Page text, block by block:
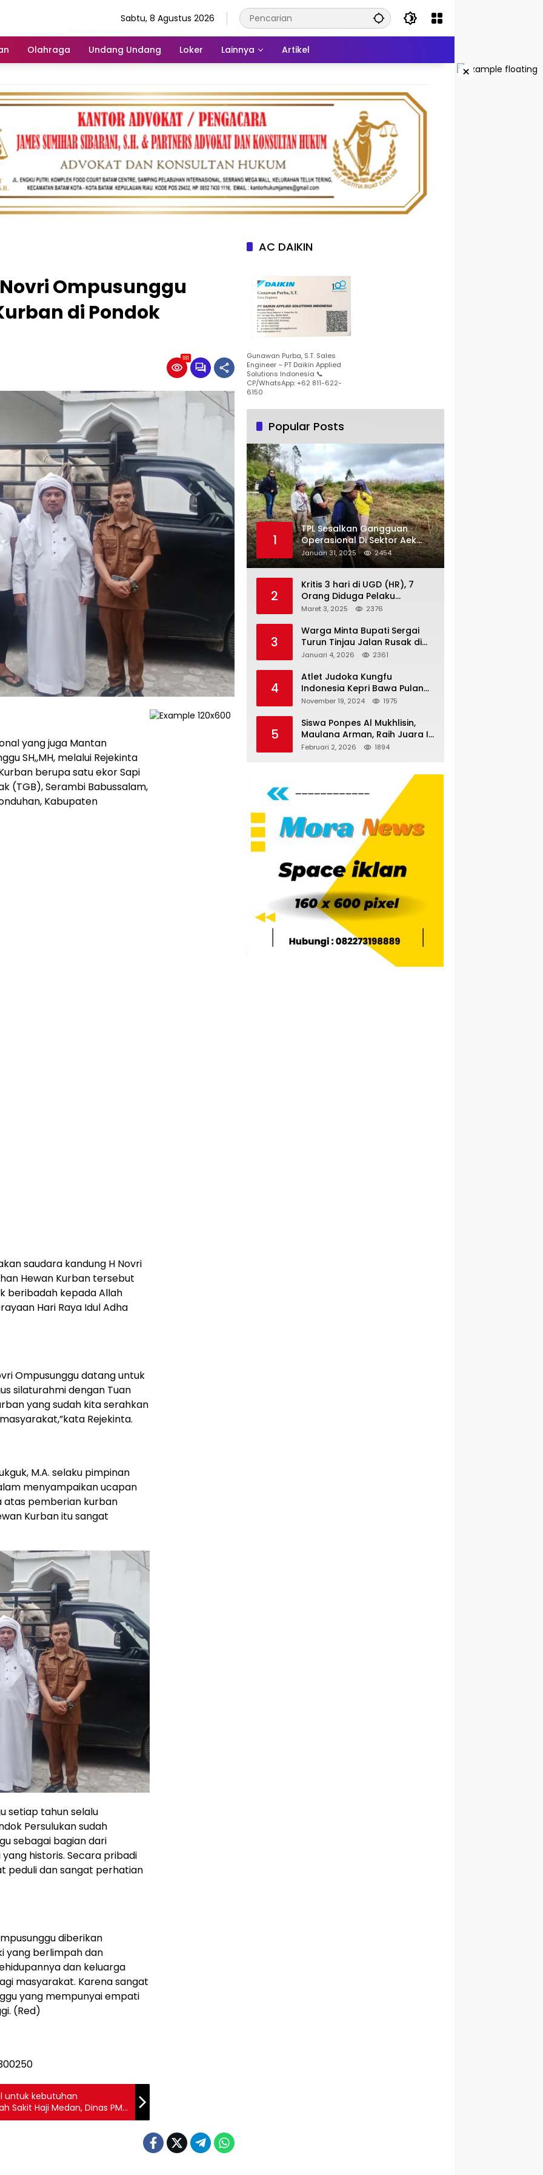
Sabtu, 8 Agustus 2026
Olahraga Undang Undang Loker Lainnya Artikel
×
Ompusunggu
di Pondok
181
yang juga Mantan
SH,,MH, melalui Rejekinta
berupa satu ekor Sapi
(TGB), Serambi Babussalam,
Kabupaten
saudara kandung H Novri
Hewan Kurban tersebut
beribadah kepada Allah
Hari Raya Idul Adha
Ompusunggu datang untuk
silaturahmi dengan Tuan
yang sudah kita serahkan
Rejekinta.
M.A. selaku pimpinan
menyampaikan ucapan
atas pemberian kurban
Kurban itu sangat
setiap tahun selalu
Persulukan sudah
sebagai bagian dari
historis. Secara pribadi
peduli dan sangat perhatian
diberikan
yang berlimpah dan
dan keluarga
masyarakat. Karena sangat
yang mempunyai empati
(Red)
untuk kebutuhan
Sakit Haji Medan, Dinas PMD
Tindak Lanjuti Laporan
AC DAIKIN
Gunawan Purba, S.T. Sales
Engineer – PT Daikin Applied
Solutions Indonesia 📞
CP/WhatsApp: +62 811-622-
6150
Popular Posts
1
TPL Sesalkan Gangguan
Operasional Di Sektor Aek
Nauli
Januari 31, 2025 2454
2
Kritis 3 hari di UGD (HR), 7
Orang Diduga Pelaku
Pengeroyokan di Lift KTV
Kantor Hukum JAP
Pertanyakan Kinerja Polresta
Tanjungpinang
Maret 3, 2025 2376
3
Warga Minta Bupati Sergai
Turun Tinjau Jalan Rusak di
Dusun 4 Desa Sei Periuk
Januari 4, 2026 2361
4
Atlet Judoka Kungfu
Indonesia Kepri Bawa Pulang
11 Medali Pra Fornas bogor, 3
November 19, 2024 1975
5
Siswa Ponpes Al Mukhlisin,
Maulana Arman, Raih Juara I
Taekwondo Junior Putra di
Februari 2, 2026 1894